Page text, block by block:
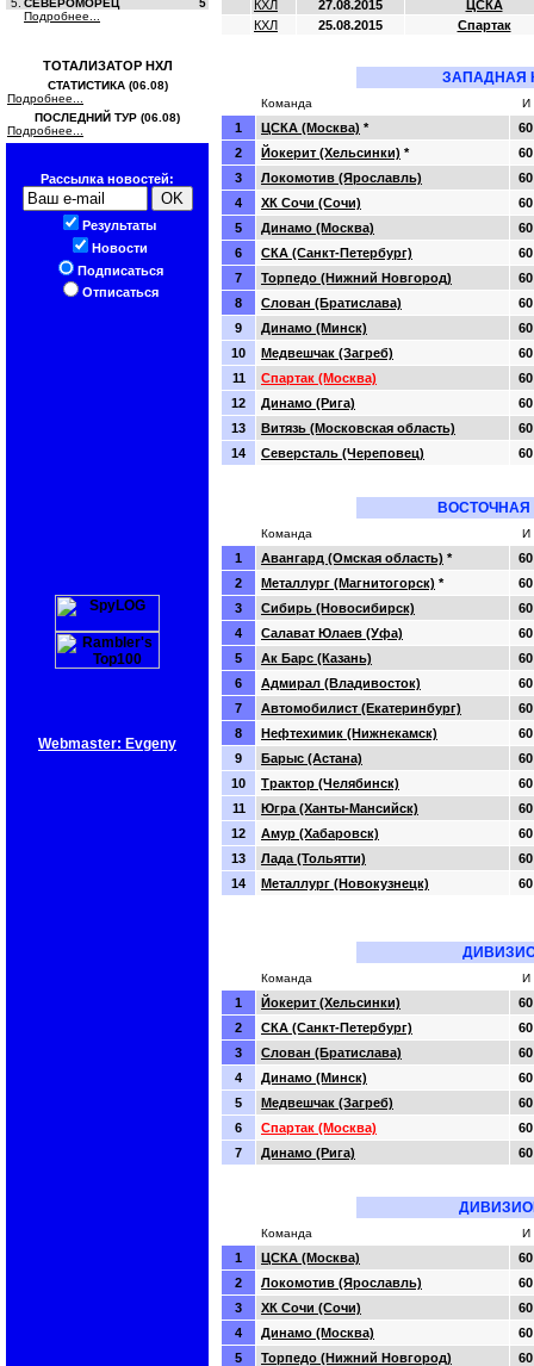
5. СЕВЕРОМОРЕЦ
5
Подробнее...
ТОТАЛИЗАТОР НХЛ
СТАТИСТИКА (06.08)
Подробнее...
ПОСЛЕДНИЙ ТУР (06.08)
Подробнее...
Рассылка новостей:
Результаты
Новости
Подписаться
Отписаться
Webmaster: Evgeny
КХЛ
27.08.2015
ЦСКА
КХЛ
25.08.2015 Спартак
ЗАПАДНАЯ
Команда И
1 ЦСКА (Москва) *
60
2
Йокерит (Хельсинки) *
60
3
Локомотив (Ярославль)
60
4
ХК Сочи (Сочи)
60
5
Динамо (Москва)
60
6
СКА (Санкт-Петербург)
60
7
Торпедо (Нижний Новгород)
60
8
Слован (Братислава)
60
9
Динамо (Минск)
60
10
Медвешчак (Загреб)
60
11
Спартак (Москва)
60
12
Динамо (Рига)
60
13
Витязь (Московская область)
60
14
Северсталь (Череповец) 60
Команда И
1 Авангард (Омская область) *
60
2
Металлург (Магнитогорск) *
60
3
Сибирь (Новосибирск)
60
4
Салават Юлаев (Уфа)
60
5
Ак Барс (Казань)
60
6
Адмирал (Владивосток)
60
7
Автомобилист (Екатеринбург)
60
8
Нефтехимик (Нижнекамск)
60
9
Барыс (Астана)
60
10
Трактор (Челябинск)
60
11
Югра (Ханты-Мансийск)
60
12
Амур (Хабаровск)
60
13
Лада (Тольятти)
60
14
Металлург (Новокузнецк) 60
Команда И
1 Йокерит (Хельсинки)
60
2
СКА (Санкт-Петербург)
60
3
Слован (Братислава)
60
4
Динамо (Минск)
60
5
Медвешчак (Загреб)
60
6
Спартак (Москва)
60
7
Динамо (Рига) 60
Команда И
1 ЦСКА (Москва)
60
2
Локомотив (Ярославль)
60
3
ХК Сочи (Сочи)
60
4
Динамо (Москва)
60
5
Торпедо (Нижний Новгород) 60